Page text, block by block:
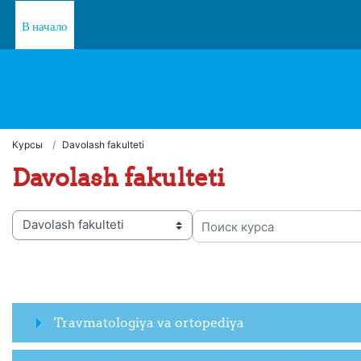
В начало
Курсы Davolash fakulteti
Davolash fakulteti
курсов
Поиск курса
Travmatologiya va ortopediya